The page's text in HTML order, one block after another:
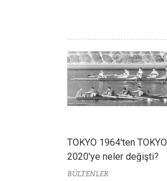
TOKYO 1964'ten TOKYO
2020'ye neler değişti?
BÜLTENLER